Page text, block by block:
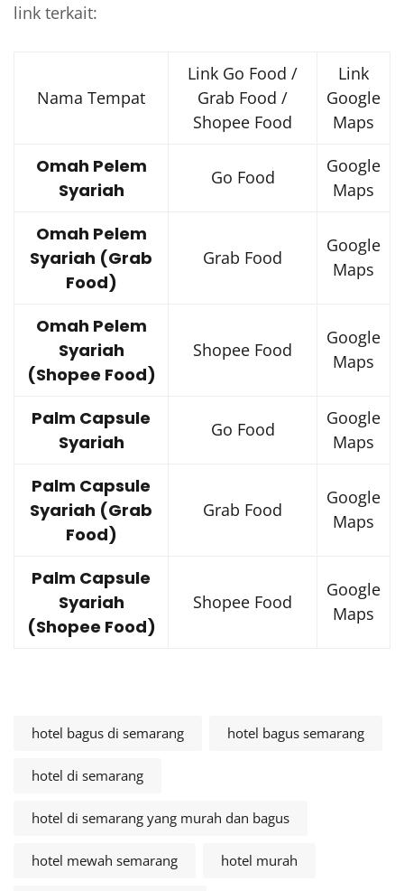
link terkait:
Nama Tempat
Link Go Food /
Grab Food /
Shopee Food
Link
Google
Maps
Omah Pelem
Syariah
Go Food
Google
Maps
Omah Pelem
Syariah (Grab
Food)
Grab Food
Google
Maps
Omah Pelem
Syariah
(Shopee Food)
Shopee Food
Google
Maps
Palm Capsule
Syariah
Go Food
Google
Maps
Palm Capsule
Syariah (Grab
Food)
Grab Food
Google
Maps
Palm Capsule
Syariah
(Shopee Food)
Shopee Food
Google
Maps
hotel bagus di semarang hotel bagus semarang
hotel di semarang
hotel di semarang yang murah dan bagus
hotel mewah semarang hotel murah